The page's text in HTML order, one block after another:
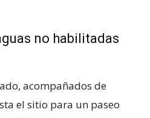
no habilitadas
acompañados de
el sitio para un paseo